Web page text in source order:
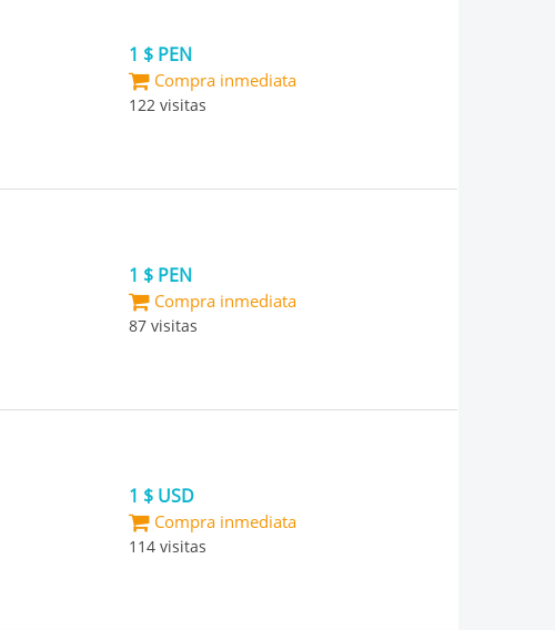
1 $ PEN
Compra inmediata
122 visitas
1 $ PEN
Compra inmediata
87 visitas
1 $ USD
Compra inmediata
114 visitas